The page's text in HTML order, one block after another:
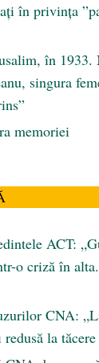
în privința
în 1933.
singura
memoriei
ACT:
o criză în
CNA:
la tăcere